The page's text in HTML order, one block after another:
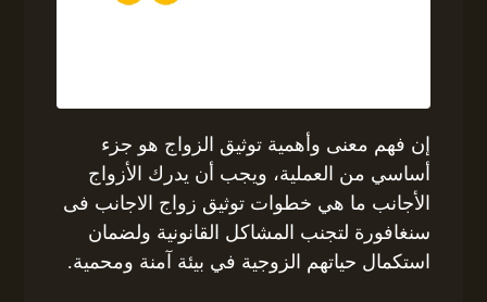
إن فهم معنى وأهمية توثيق الزواج هو جزء
أساسي من العملية، ويجب أن يدرك الأزواج
الأجانب ما هي خطوات توثيق زواج الاجانب فى
سنغافورة لتجنب المشاكل القانونية ولضمان
استكمال حياتهم الزوجية في بيئة آمنة ومحمية.